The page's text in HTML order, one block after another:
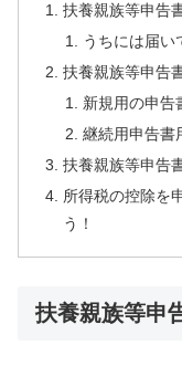
扶養親族等申告
うちには届
扶養親族等申告
新規用の申告
継続用申告書
扶養親族等申告
所得税の控除を
う！
扶養親族等申